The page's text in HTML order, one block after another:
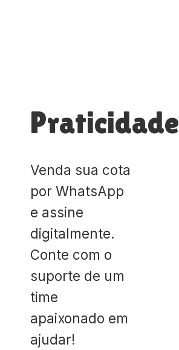
Praticidade
Venda sua cota
por WhatsApp
e assine
digitalmente.
Conte com o
suporte de um
time
apaixonado em
ajudar!